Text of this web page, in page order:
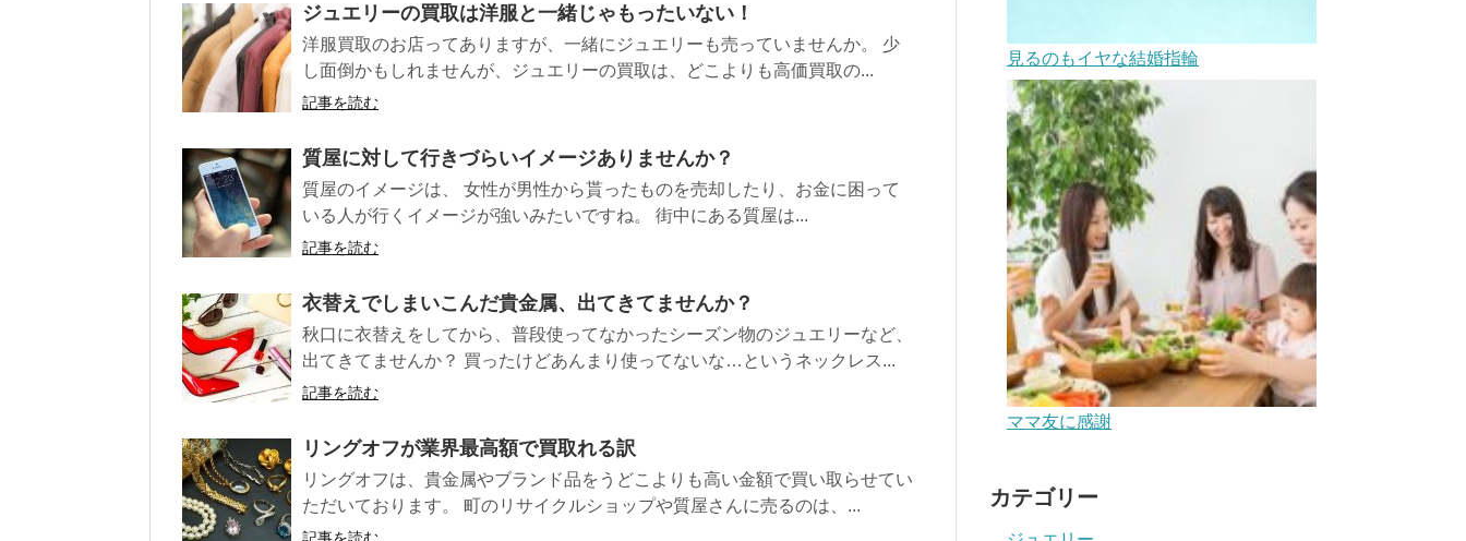
ジュエリーの買取は洋服と一緒じゃもったいない！
洋服買取のお店ってありますが、一緒にジュエリーも売っていませんか。 少
し面倒かもしれませんが、ジュエリーの買取は、どこよりも高価買取の...
記事を読む
質屋に対して行きづらいイメージありませんか？
質屋のイメージは、 女性が男性から貰ったものを売却したり、お金に困って
いる人が行くイメージが強いみたいですね。 街中にある質屋は...
記事を読む
衣替えでしまいこんだ貴金属、出てきてませんか？
秋口に衣替えをしてから、普段使ってなかったシーズン物のジュエリーなど、
出てきてませんか？ 買ったけどあんまり使ってないな…というネックレス...
記事を読む
リングオフが業界最高額で買取れる訳
リングオフは、貴金属やブランド品をうどこよりも高い金額で買い取らせてい
ただいております。 町のリサイクルショップや質屋さんに売るのは、...
見るのもイヤな結婚指輪
ママ友に感謝
カテゴリー